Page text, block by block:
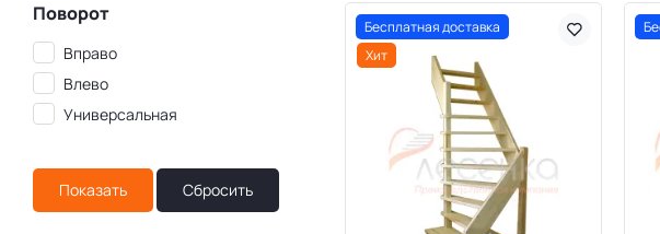
Поворот
Вправо
Влево
Универсальная
Бесплатная доставка
Хит